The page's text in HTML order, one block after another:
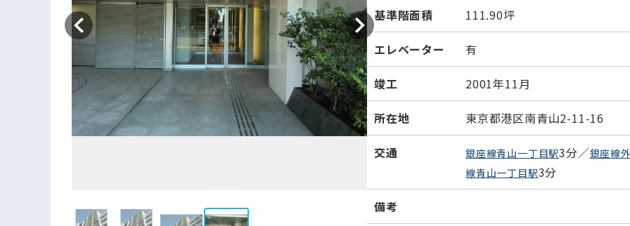
基準階面積 111.90坪
エレベーター 有
竣工 2001年11月
所在地 東京都港区南青山2-11-16
交通 銀座線青山一丁目駅3分／銀座線
線青山一丁目駅3分
備考